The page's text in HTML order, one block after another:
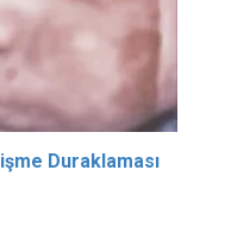
Duraklaması